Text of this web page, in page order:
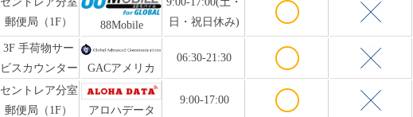
郵便局（1F）
88Mobile
日・祝日休み)
3F 手荷物サー
ビスカウンター
GACアメリカ
06:30-21:30
セントレア分室
郵便局（1F）
アロハデータ
9:00-17:00